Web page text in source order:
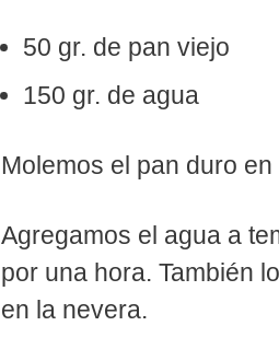
50 gr. de pan viejo
150 gr. de agua
Molemos el pan duro
Agregamos el agua a
por una hora. También
en la nevera.